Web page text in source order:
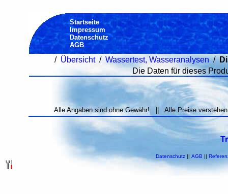
Startseite
Impressum
Datenschutz
AGB
/ Übersicht/ Wassertest, Wasseranalysen/
Die Daten für dieses
Alle Angaben sind ohne Gewähr! || Alle Preise
Datenschutz|| AGB ||